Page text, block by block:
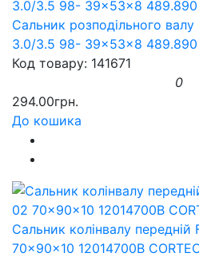
Сальник розподільного
3.0/3.5 98- 39x53x8 489.890
Код товару: 141671
0
294.00грн.
До кошика
Сальник колінвалу
70x90x10 12014700B